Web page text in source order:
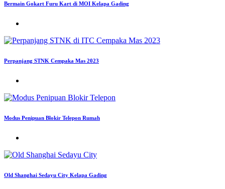
Bermain Gokart Furu Kart di MOI Kelapa Gading
Perpanjang STNK Cempaka Mas 2023
Modus Penipuan Blokir Telepon Rumah
Old Shanghai Sedayu City Kelapa Gading